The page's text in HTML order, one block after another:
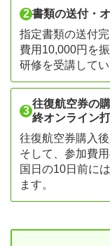
2 書類の送付・
指定書類の送付
費用10,000円を
研修を受講してい
3
往復航空券の
終オンライン
往復航空券購入
そして、参加費
国日の10日前に
ます。